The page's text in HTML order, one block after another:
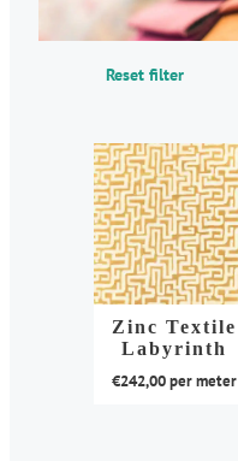
Reset filter
Zinc Textile
Labyrinth
€242,00per meter